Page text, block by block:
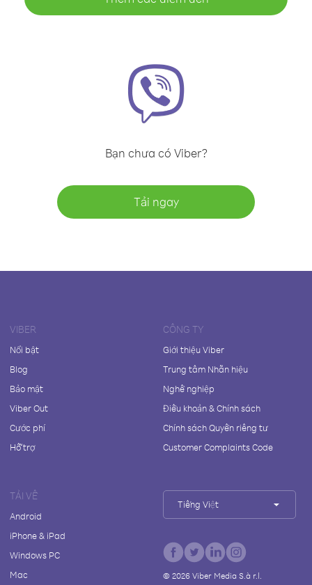
Bạn chưa có Viber?
Tải ngay
VIBER
Nổi bật
Blog
Bảo mật
Viber Out
Cước phí
Hỗ trợ
CÔNG TY
Giới thiệu Viber
Trung tâm Nhãn hiệu
Nghề nghiệp
Điều khoản & Chính sách
Chính sách Quyền riêng tư
Customer Complaints Code
TẢI VỀ
Android
iPhone & iPad
Windows PC
Mac
Tiếng Việt
© 2026Viber Media S.à r.l.